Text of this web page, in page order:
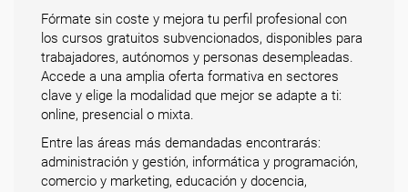
Fórmate sin coste y mejora tu perfil profesional con
los cursos gratuitos subvencionados, disponibles para
trabajadores, autónomos y personas desempleadas.
Accede a una amplia oferta formativa en sectores
clave y elige la modalidad que mejor se adapte a ti:
online, presencial o mixta.
Entre las áreas más demandadas encontrarás:
administración y gestión, informática y programación,
comercio y marketing, educación y docencia,